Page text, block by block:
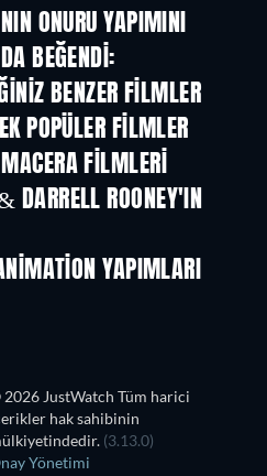
ONURU YAPIMINI
BEĞENDI:
BENZER FILMLER
POPÜLER FILMLER
FILMLERI
DARRELL ROONEY'IN
YAPIMLARI
JustWatch Tüm harici
hak sahibinin
(3.13.0)
Yönetimi